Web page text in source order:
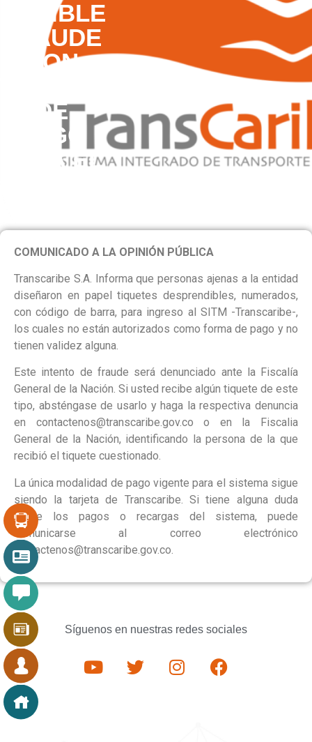
POSIBLE
FRAUDE
CON
DE
PAGO
PARA EL
COMUNICADO A LA OPINIÓN PÚBLICA
Transcaribe S.A. Informa que personas ajenas a la entidad
diseñaron en papel tiquetes desprendibles, numerados,
con código de barra, para ingreso al SITM -Transcaribe-,
los cuales no están autorizados como forma de pago y no
tienen validez alguna.
Este intento de fraude será denunciado ante la Fiscalía
General de la Nación. Si usted recibe algún tiquete de este
tipo, absténgase de usarlo y haga la respectiva denuncia
en contactenos@transcaribe.gov.co o en la Fiscalia
General de la Nación, identificando la persona de la que
recibió el tiquete cuestionado.
La única modalidad de pago vigente para el sistema sigue
siendo la tarjeta de Transcaribe. Si tiene alguna duda
sobre los pagos o recargas del sistema, puede
comunicarse al correo electrónico
contactenos@transcaribe.gov.co.
Síguenos en nuestras redes sociales